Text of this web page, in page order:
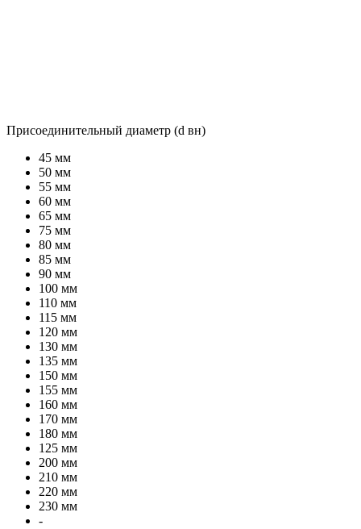
Присоединительный диаметр (d вн)
45 мм
50 мм
55 мм
60 мм
65 мм
75 мм
80 мм
85 мм
90 мм
100 мм
110 мм
115 мм
120 мм
130 мм
135 мм
150 мм
155 мм
160 мм
170 мм
180 мм
125 мм
200 мм
210 мм
220 мм
230 мм
-